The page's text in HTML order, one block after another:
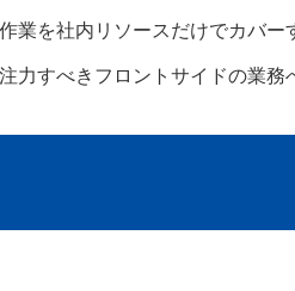
業を社内リソースだけでカバー
力すべきフロントサイドの業務